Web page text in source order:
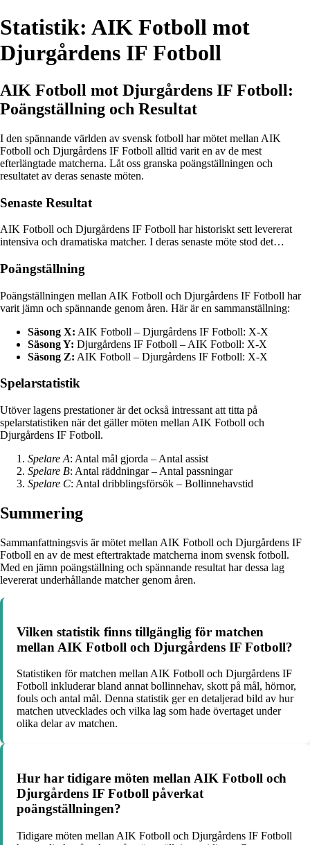
Statistik: AIK Fotboll mot
Djurgårdens IF Fotboll
AIK Fotboll mot Djurgårdens IF Fotboll:
Poängställning och Resultat
I den spännande världen av svensk fotboll har mötet mellan AIK
Fotboll och Djurgårdens IF Fotboll alltid varit en av de mest
efterlängtade matcherna. Låt oss granska poängställningen och
resultatet av deras senaste möten.
Senaste Resultat
AIK Fotboll och Djurgårdens IF Fotboll har historiskt sett levererat
intensiva och dramatiska matcher. I deras senaste möte stod det…
Poängställning
Poängställningen mellan AIK Fotboll och Djurgårdens IF Fotboll har
varit jämn och spännande genom åren. Här är en sammanställning:
Säsong X: AIK Fotboll – Djurgårdens IF Fotboll: X-X
Säsong Y: Djurgårdens IF Fotboll – AIK Fotboll: X-X
Säsong Z: AIK Fotboll – Djurgårdens IF Fotboll: X-X
Spelarstatistik
Utöver lagens prestationer är det också intressant att titta på
spelarstatistiken när det gäller möten mellan AIK Fotboll och
Djurgårdens IF Fotboll.
Spelare A: Antal mål gjorda – Antal assist
Spelare B: Antal räddningar – Antal passningar
Spelare C: Antal dribblingsförsök – Bollinnehavstid
Summering
Sammanfattningsvis är mötet mellan AIK Fotboll och Djurgårdens IF
Fotboll en av de mest eftertraktade matcherna inom svensk fotboll.
Med en jämn poängställning och spännande resultat har dessa lag
levererat underhållande matcher genom åren.
Vilken statistik finns tillgänglig för matchen
mellan AIK Fotboll och Djurgårdens IF Fotboll?
Statistiken för matchen mellan AIK Fotboll och Djurgårdens IF
Fotboll inkluderar bland annat bollinnehav, skott på mål, hörnor,
fouls och antal mål. Denna statistik ger en detaljerad bild av hur
matchen utvecklades och vilka lag som hade övertaget under
olika delar av matchen.
Hur har tidigare möten mellan AIK Fotboll och
Djurgårdens IF Fotboll påverkat
poängställningen?
Tidigare möten mellan AIK Fotboll och Djurgårdens IF Fotboll